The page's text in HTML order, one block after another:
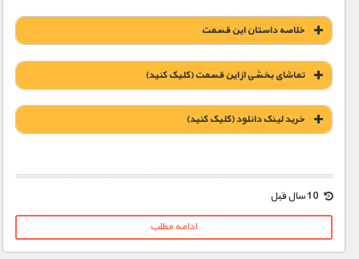
خلاصه داستان این قسمت
تماشای بخشی از این قسمت (کلیک کنید)
خريد لينک دانلود (کليک کنيد)
1900 تومان – خريد لينک دانلود (افزودن به سبد خريد)
ادامه مطلب